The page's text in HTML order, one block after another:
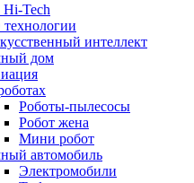
Tech
технологии
интеллект
дом
Роботы-пылесосы
Робот жена
Мини робот
автомобиль
Электромобили